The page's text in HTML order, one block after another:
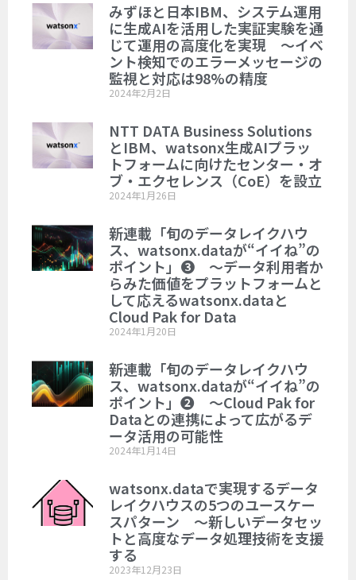
みずほと日本IBM、システム運用
に生成AIを活用した実証実験を通
じて運用の高度化を実現 ～イベ
ント検知でのエラーメッセージの
監視と対応は98%の精度
2024年2月2日
NTT DATA Business Solutions
とIBM、watsonx生成AIプラッ
トフォームに向けたセンター・オ
ブ・エクセレンス（CoE）を設立
2024年1月26日
新連載「旬のデータレイクハウ
ス、watsonx.dataが“イイね”の
ポイント」❸ ～データ利用者か
らみた価値をプラットフォームと
して応えるwatsonx.dataと
Cloud Pak for Data
2024年1月20日
新連載「旬のデータレイクハウ
ス、watsonx.dataが“イイね”の
ポイント」❷ ～Cloud Pak for
Dataとの連携によって広がるデ
ータ活用の可能性
2024年1月14日
watsonx.dataで実現するデータ
レイクハウスの5つのユースケー
スパターン ～新しいデータセッ
トと高度なデータ処理技術を支援
する
2023年12月23日